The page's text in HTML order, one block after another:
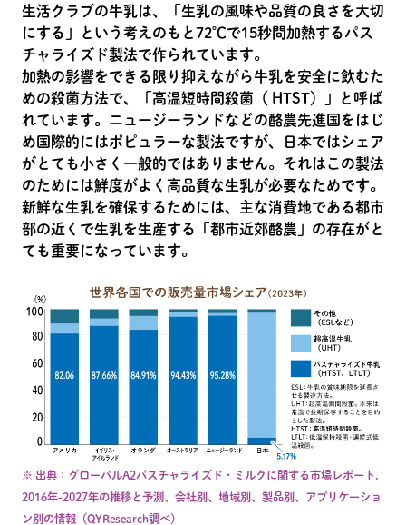
生活クラブの牛乳は、「生乳の風味や品質の良さを大切
にする」という考えのもと72℃で15秒間加熱するパス
チャライズド製法で作られています。
加熱の影響をできる限り抑えながら牛乳を安全に飲むた
めの殺菌方法で、「高温短時間殺菌（ HTST）」と呼ば
れています。ニュージーランドなどの酪農先進国をはじ
め国際的にはポピュラーな製法ですが、日本ではシェア
がとても小さく一般的ではありません。それはこの製法
のためには鮮度がよく高品質な生乳が必要なためです。
新鮮な生乳を確保するためには、主な消費地である都市
部の近くで生乳を生産する「都市近郊酪農」の存在がと
ても重要になっています。
※ 出典：グローバルA2パスチャライズド・ミルクに関する市場レポート,
2016年-2027年の推移と予測、会社別、地域別、製品別、アプリケーショ
ン別の情報（QYResearch調べ）